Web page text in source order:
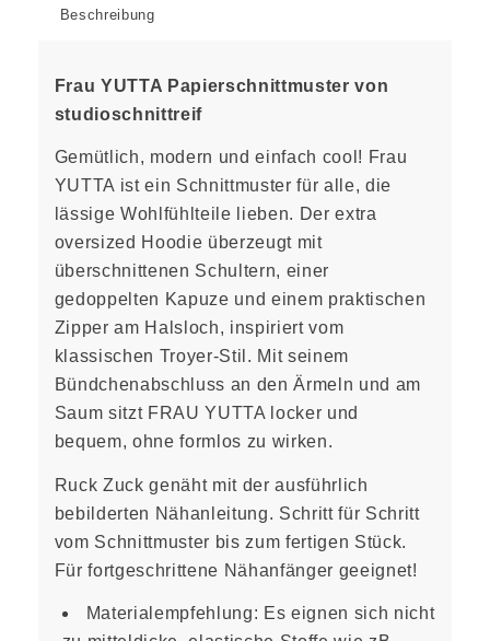
Beschreibung
Frau YUTTA Papierschnittmuster von
studioschnittreif
Gemütlich, modern und einfach cool! Frau
YUTTA ist ein Schnittmuster für alle, die
lässige Wohlfühlteile lieben. Der extra
oversized Hoodie überzeugt mit
überschnittenen Schultern, einer
gedoppelten Kapuze und einem praktischen
Zipper am Halsloch, inspiriert vom
klassischen Troyer-Stil. Mit seinem
Bündchenabschluss an den Ärmeln und am
Saum sitzt FRAU YUTTA locker und
bequem, ohne formlos zu wirken.
Ruck Zuck genäht mit der ausführlich
bebilderten Nähanleitung. Schritt für Schritt
vom Schnittmuster bis zum fertigen Stück.
Für fortgeschrittene Nähanfänger geeignet!
Materialempfehlung: Es eignen sich nicht